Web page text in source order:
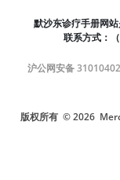
默沙东诊疗手册网
联系方式：
沪公网安备
版权所有 © 2026